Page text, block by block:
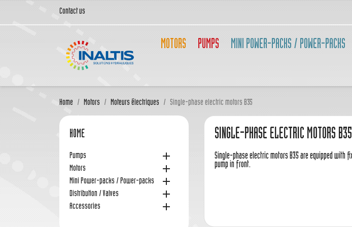
Contact us
MOTORS PUMPS MINI POWER-PACKS / POWER-PACKS
Home Motors Moteurs électriques Single-phase electric motors B35
HOME
Pumps 
Motors 
Mini Power-packs / Power-packs 
Distribution / Valves 
Accessories 
SINGLE-PHASE ELECTRIC MOTORS B35
Single-phase electric motors B35 are equipped with
pump in front.